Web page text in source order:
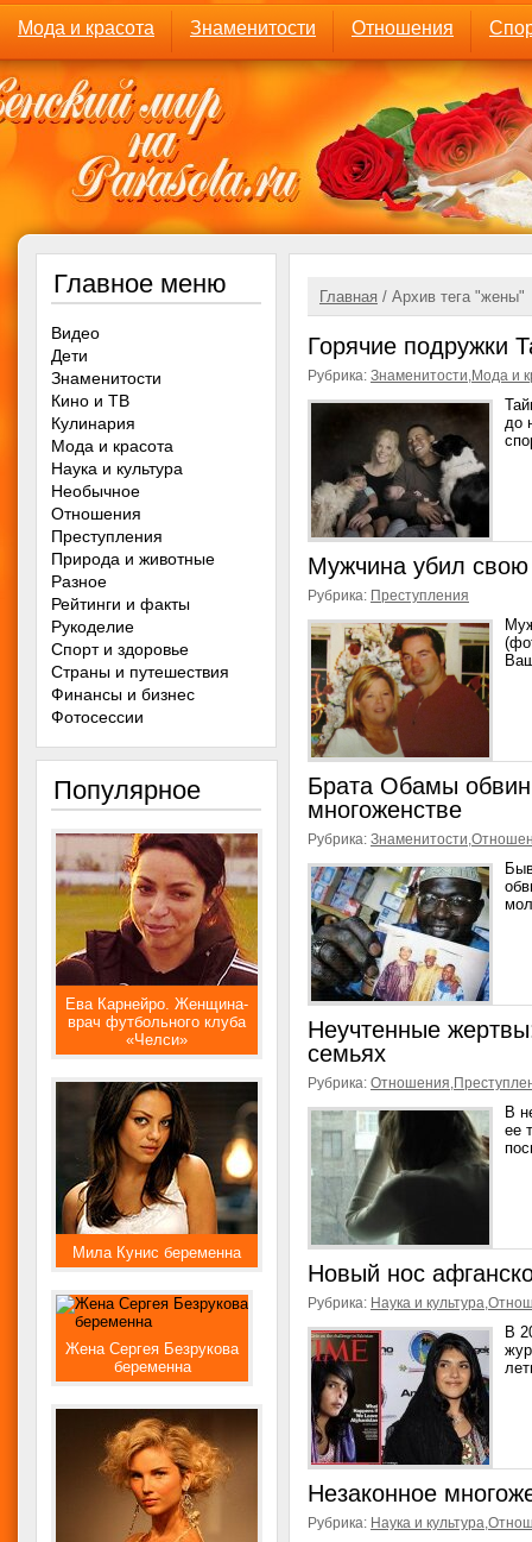
Мода и красота Знаменитости Отношения
Главная / Архив тега "жены"
Горячие подружки
Рубрика: Знаменитости,Мода и
до
Мужчина убил свою
Рубрика: Преступления
Брата Обамы
многоженстве
Рубрика: Знаменитости,
Неучтенные
семьях
Рубрика: Отношения,
В
ее
Новый нос
Рубрика: Наука и культура,
В
Незаконное
Рубрика: Наука и культура,
Главное меню
Видео
Дети
Знаменитости
Кино и ТВ
Кулинария
Мода и красота
Наука и культура
Необычное
Отношения
Преступления
Природа и животные
Разное
Рейтинги и факты
Рукоделие
Спорт и здоровье
Страны и путешествия
Финансы и бизнес
Фотосессии
Популярное
Ева Карнейро. Женщина-
врач футбольного клуба
«Челси»
Мила Кунис беременна
Жена Сергея Безрукова
беременна